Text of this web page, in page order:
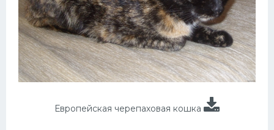
Европейская черепаховая кошка